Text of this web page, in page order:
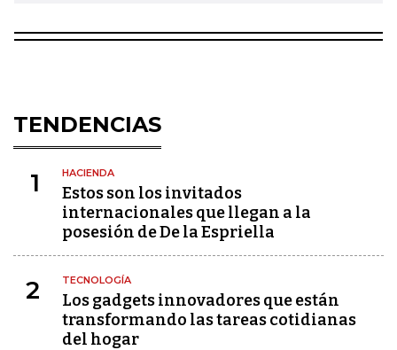
TENDENCIAS
1 HACIENDA
Estos son los invitados
internacionales que llegan a la
posesión de De la Espriella
2 TECNOLOGÍA
Los gadgets innovadores que están
transformando las tareas cotidianas
del hogar